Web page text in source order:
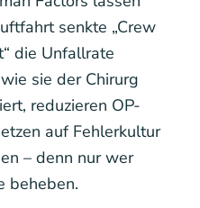
senkte „Crew
die Unfallrate
sie der Chirurg
reduzieren OP-
auf Fehlerkultur
– denn nur wer
beheben.